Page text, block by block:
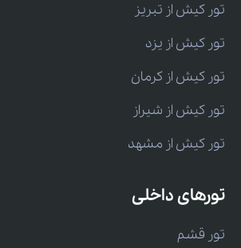
تور کیش از تبریز
تور کیش از یزد
تور کیش از کرمان
تور کیش از شیراز
تور کیش از مشهد
تورهای داخلی
تور قشم